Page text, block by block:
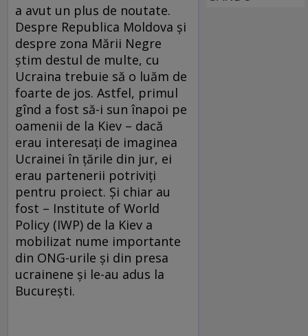
a avut un plus de noutate.
Despre Republica Moldova şi
despre zona Mării Negre
ştim destul de multe, cu
Ucraina trebuie să o luăm de
foarte de jos. Astfel, primul
gînd a fost să-i sun înapoi pe
oamenii de la Kiev – dacă
erau interesaţi de imaginea
Ucrainei în ţările din jur, ei
erau partenerii potriviţi
pentru proiect. Şi chiar au
fost – Institute of World
Policy (IWP) de la Kiev a
mobilizat nume importante
din ONG-urile şi din presa
ucrainene şi le-au adus la
Bucureşti.